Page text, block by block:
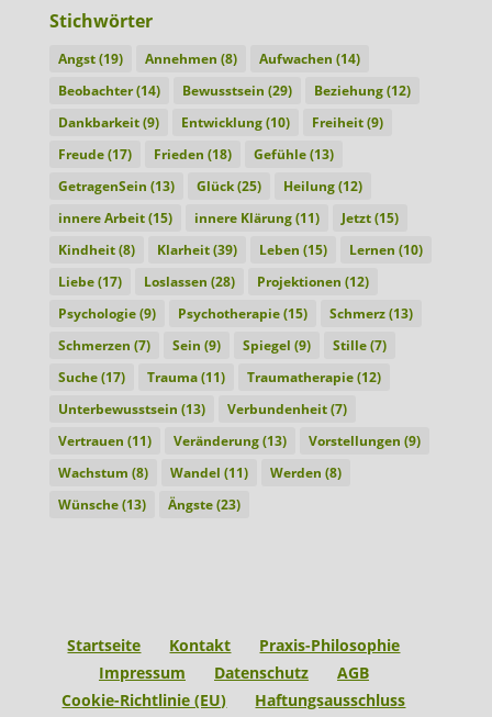
Stichwörter
Angst(19) Annehmen (8) Aufwachen (14)
Beobachter(14) Bewusstsein (29) Beziehung(12)
Dankbarkeit(9) Entwicklung(10) Freiheit(9)
Freude(17) Frieden (18) Gefühle(13)
GetragenSein (13) Glück(25) Heilung(12)
innere Arbeit(15) innere Klärung(11) Jetzt(15)
Kindheit(8) Klarheit(39) Leben (15) Lernen (10)
Liebe(17) Loslassen (28) Projektionen (12)
Psychologie(9) Psychotherapie(15) Schmerz(13)
Schmerzen (7) Sein (9) Spiegel (9) Stille(7)
Suche(17) Trauma(11) Traumatherapie(12)
Unterbewusstsein (13) Verbundenheit(7)
Vertrauen (11) Veränderung(13) Vorstellungen (9)
Wachstum (8) Wandel (11) Werden (8)
Wünsche(13) Ängste(23)
Startseite Kontakt
Praxis-Philosophie
Impressum
Datenschutz
AGB
Cookie-Richtlinie (EU)
Haftungsausschluss